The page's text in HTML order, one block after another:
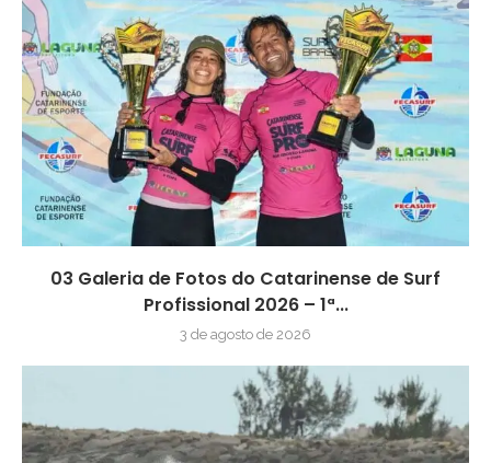
03 Galeria de Fotos do Catarinense de Surf
Profissional 2026 – 1ª...
3 de agosto de 2026